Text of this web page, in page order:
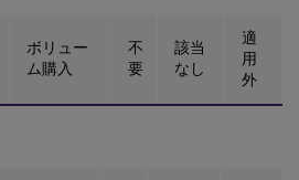
ボリュー
ム購入
不
要
該当
なし
適
用
外